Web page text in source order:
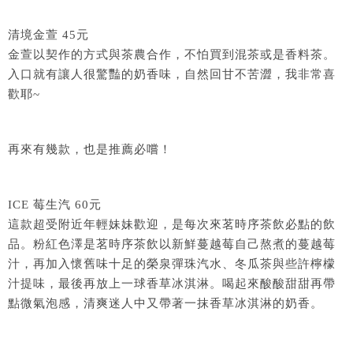
清境金萱 45元
金萱以契作的方式與茶農合作，不怕買到混茶或是香料茶。
入口就有讓人很驚豔的奶香味，自然回甘不苦澀，我非常喜
歡耶~
再來有幾款，也是推薦必嚐！
ICE 莓生汽 60元
這款超受附近年輕妹妹歡迎，是每次來茗時序茶飲必點的飲
品。粉紅色澤是茗時序茶飲以新鮮蔓越莓自己熬煮的蔓越莓
汁，再加入懷舊味十足的榮泉彈珠汽水、冬瓜茶與些許檸檬
汁提味，最後再放上一球香草冰淇淋。喝起來酸酸甜甜再帶
點微氣泡感，清爽迷人中又帶著一抹香草冰淇淋的奶香。